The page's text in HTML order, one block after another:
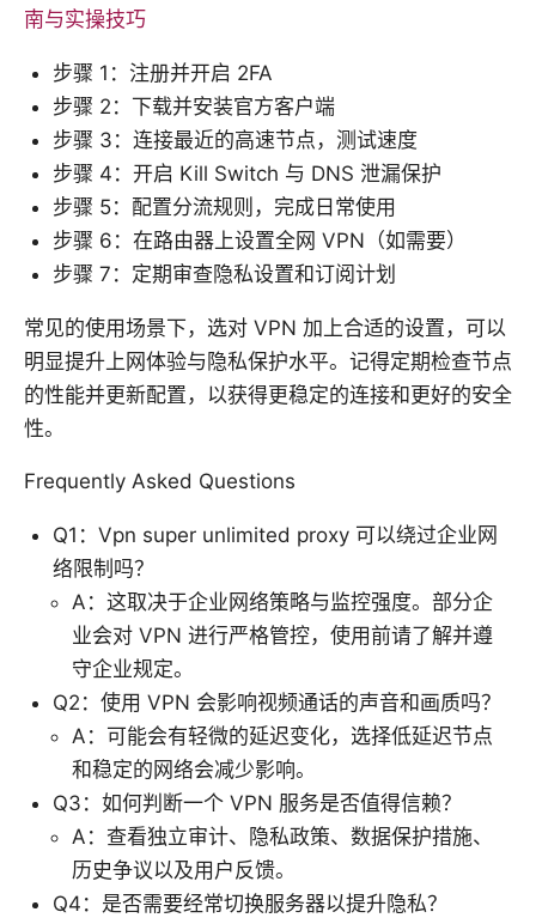
南与实操技巧
步骤 1：注册并开启 2FA
步骤 2：下载并安装官方客户端
步骤 3：连接最近的高速节点，测试速度
步骤 4：开启 Kill Switch 与 DNS 泄漏保护
步骤 5：配置分流规则，完成日常使用
步骤 6：在路由器上设置全网 VPN（如需要）
步骤 7：定期审查隐私设置和订阅计划
常见的使用场景下，选对 VPN 加上合适的设置，可以
明显提升上网体验与隐私保护水平。记得定期检查节点
的性能并更新配置，以获得更稳定的连接和更好的安全
性。
Frequently Asked Questions
Q1：Vpn super unlimited proxy 可以绕过企业网
络限制吗？
A：这取决于企业网络策略与监控强度。部分企
业会对 VPN 进行严格管控，使用前请了解并遵
守企业规定。
Q2：使用 VPN 会影响视频通话的声音和画质吗？
A：可能会有轻微的延迟变化，选择低延迟节点
和稳定的网络会减少影响。
Q3：如何判断一个 VPN 服务是否值得信赖？
A：查看独立审计、隐私政策、数据保护措施、
历史争议以及用户反馈。
Q4：是否需要经常切换服务器以提升隐私？